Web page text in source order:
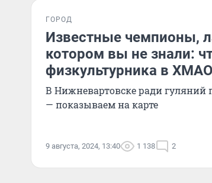
ГОРОД
Известные чемпионы,
котором вы не знали:
физкультурника в ХМАО
В Нижневартовске ради гуляний
— показываем на карте
9 августа, 2024, 13:40 1 138 2